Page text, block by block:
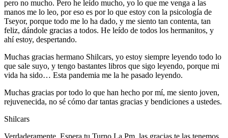
pero no mucho. Pero he leído mucho, yo lo que me venga a las
manos me lo leo, por eso es por lo que estoy con la psicología de
Tseyor, porque todo me lo ha dado, y me siento tan contenta, tan
feliz, dándole gracias a todos. He leído de todos los hermanitos, y
ahí estoy, despertando.
Muchas gracias hermano Shilcars, yo estoy siempre leyendo todo lo
que sale suyo, y tengo bastantes libros que sigo leyendo, porque mi
vida ha sido… Esta pandemia me la he pasado leyendo.
Muchas gracias por todo lo que han hecho por mí, me siento joven,
rejuvenecida, no sé cómo dar tantas gracias y bendiciones a ustedes.
Shilcars
Verdaderamente, Espera tu Turno La Pm, las gracias te las tenemos